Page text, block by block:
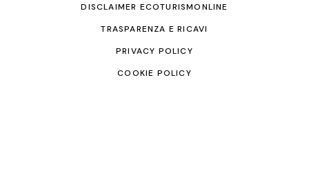
DISCLAIMER ECOTURISMONLINE
TRASPARENZA E RICAVI
PRIVACY POLICY
COOKIE POLICY